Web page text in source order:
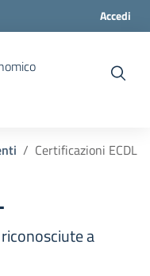
Accedi
Certificazioni ECDL
a